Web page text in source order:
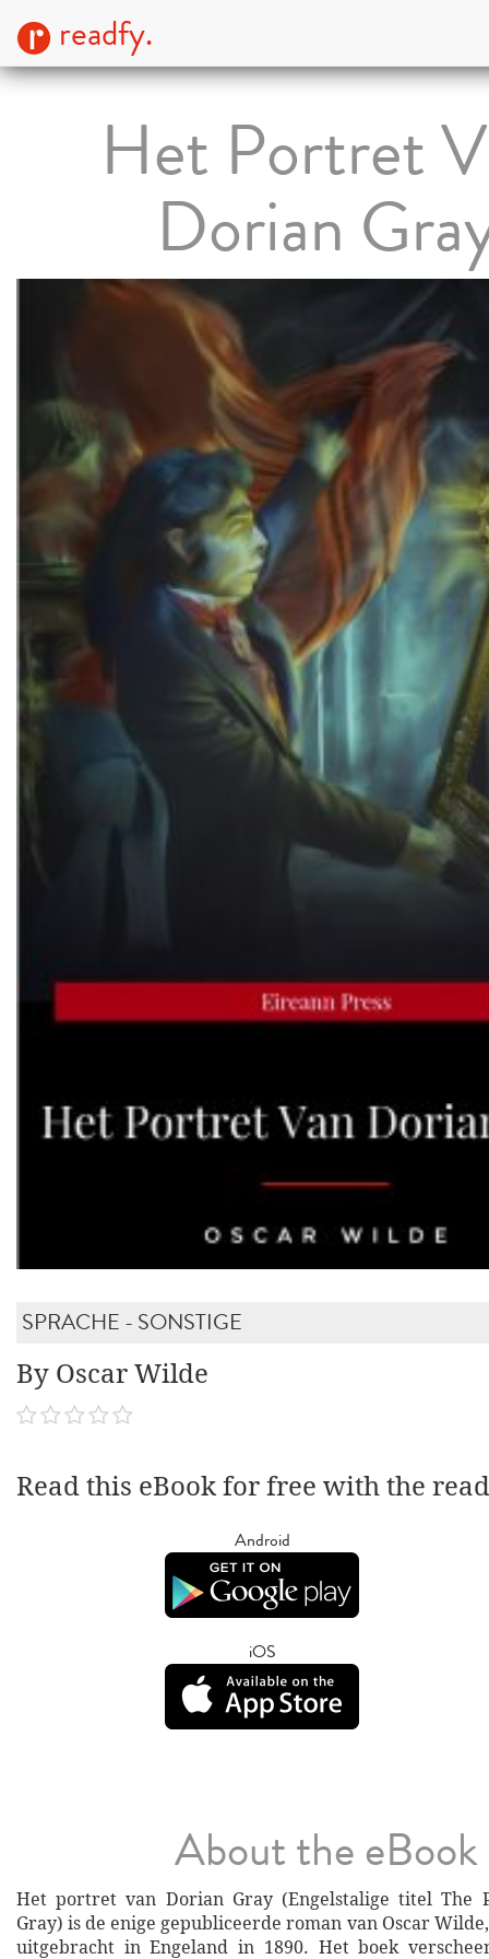
readfy.
Het Portret
Dorian
SPRACHE - SONSTIGE
By Oscar Wilde
Read this eBook for free with the
Android
iOS
About the eBook
Het portret van Dorian Gray (Engelstalige titel The
Gray) is de enige gepubliceerde roman van Oscar
uitgebracht in Engeland in 1890. Het boek